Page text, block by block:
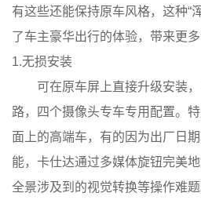
有这些还能保持原车风格，这种“
了车主豪华出行的体验，带来更多
1.无损安装
可在原车屏上直接升级安装
路，四个摄像头专车专用配置。
面上的高端车，有的因为出厂日
能，卡仕达通过多媒体旋钮完美
全景涉及到的视觉转换等操作难题